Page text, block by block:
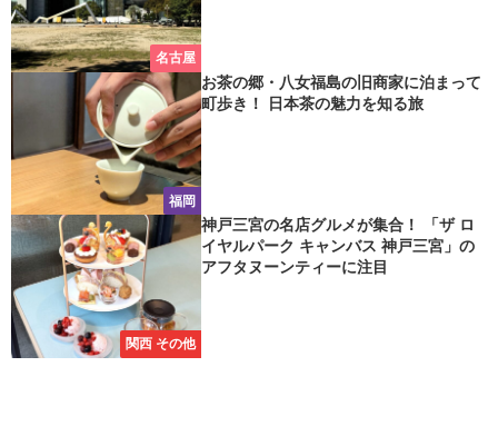
名古屋
福岡
お茶の郷・八女福島の旧商家に泊まって
町歩き！ 日本茶の魅力を知る旅
関西 その他
神戸三宮の名店グルメが集合！ 「ザ ロ
イヤルパーク キャンバス 神戸三宮」の
アフタヌーンティーに注目